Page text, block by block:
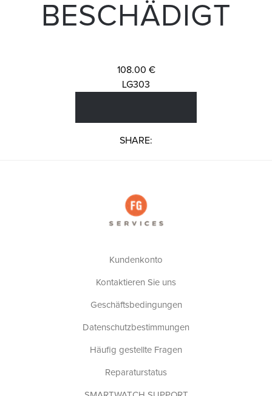
BESCHÄDIGT
108.00 €
LG303
SHARE:
Kundenkonto
Kontaktieren Sie uns
Geschäftsbedingungen
Datenschutzbestimmungen
Häufig gestellte Fragen
Reparaturstatus